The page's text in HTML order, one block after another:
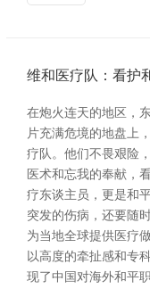
维和医疗队：看护
在炮火连天的地区，
片充满危境的地盘上
疗队。他们不畏艰险
医术和忘我的奉献，
疗东谈主员，更是和
突发的伤病，还要随
为当地全球提供医疗
以高度的牵扯感和专
现了中国对海外和平